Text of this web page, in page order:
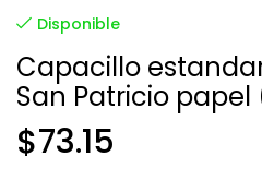
Disponible
Capacillo
San Patricio papel
$73.15